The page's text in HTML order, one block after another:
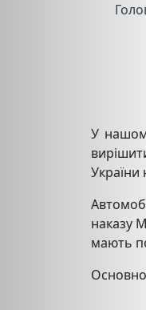
У
України
наказу
мають